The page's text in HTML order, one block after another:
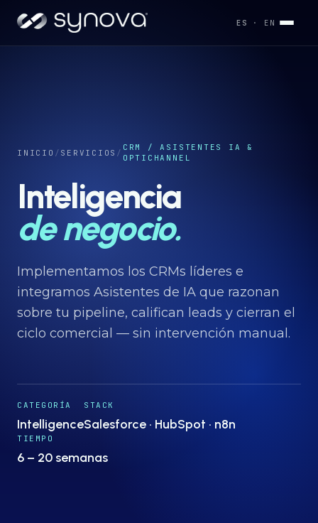
ES · EN
Industrias →
Desarrollos →
Capacidades
Proyectos →
Insights →
INICIO / SERVICIOS /
CRM / ASISTENTES IA &
OPTICHANNEL
Inteligencia
de negocio.
Implementamos los CRMs líderes e
integramos Asistentes de IA que razonan
sobre tu pipeline, califican leads y cierran el
ciclo comercial — sin intervención manual.
CATEGORÍA
Intelligence
STACK
Salesforce · HubSpot · n8n
TIEMPO
6 – 20 semanas